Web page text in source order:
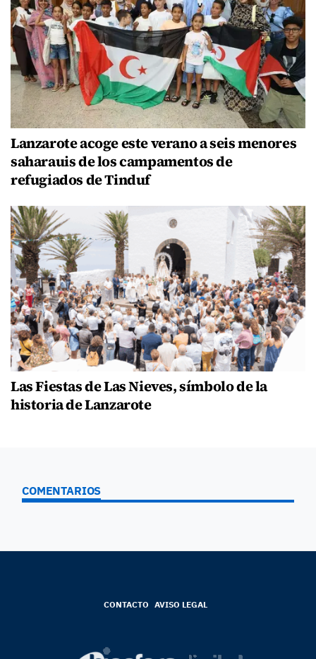
Lanzarote acoge este verano a seis menores
saharauis de los campamentos de
refugiados de Tinduf
Las Fiestas de Las Nieves, símbolo de la
historia de Lanzarote
COMENTARIOS
CONTACTO AVISO LEGAL